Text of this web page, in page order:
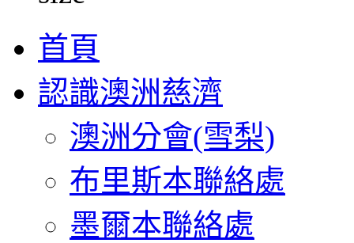
首頁
認識澳洲慈濟
澳洲分會(雪梨)
布里斯本聯絡處
墨爾本聯絡處